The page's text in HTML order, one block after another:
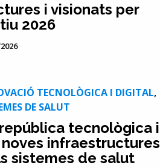
i visionats per
2026
TECNOLÒGICA I DIGITAL,
DE SALUT
tecnològica i
infraestructures
sistemes de salut